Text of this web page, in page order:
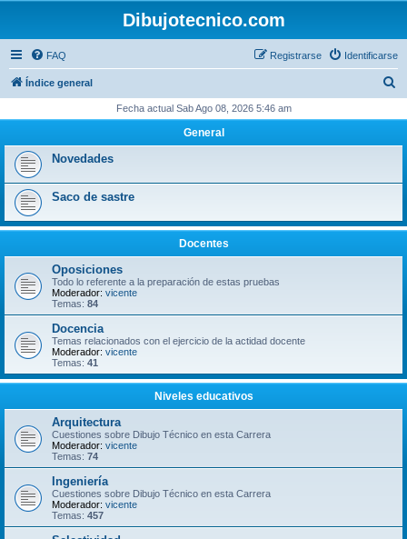
Dibujotecnico.com
FAQ Identificarse
Registrarse
Índice general
c
Fecha actual Sab Ago 08, 2026 5:46 am
General
Novedades
Saco de sastre
Docentes
Oposiciones
Todo lo referente a la preparación de estas pruebas
Moderador: vicente
Temas: 84
Docencia
Temas relacionados con el ejercicio de la actidad docente
Moderador: vicente
Temas: 41
Niveles educativos
Arquitectura
Cuestiones sobre Dibujo Técnico en esta Carrera
Moderador: vicente
Temas: 74
Ingeniería
Cuestiones sobre Dibujo Técnico en esta Carrera
Moderador: vicente
Temas: 457